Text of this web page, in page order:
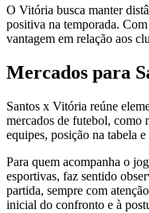
O Vitória busca manter
positiva na temporada.
vantagem em relação aos
Mercados para
Santos x Vitória reúne
mercados de futebol, como
equipes, posição na tabela
Para quem acompanha o
esportivas, faz sentido
partida, sempre com
inicial do confronto e à